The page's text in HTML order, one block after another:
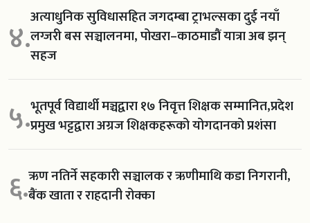
४.अत्याधुनिक सुविधासहित जगदम्बा ट्राभल्सका दुई नयाँ
लग्जरी बस सञ्चालनमा, पोखरा–काठमाडौं यात्रा अब झन्
सहज
५.भूतपूर्व विद्यार्थी मञ्चद्वारा १७ निवृत्त शिक्षक सम्मानित,प्रदेश
प्रमुख भट्टद्वारा अग्रज शिक्षकहरूको योगदानको प्रशंसा
६.ऋण नतिर्ने सहकारी सञ्चालक र ऋणीमाथि कडा निगरानी,
बैंक खाता र राहदानी रोक्का